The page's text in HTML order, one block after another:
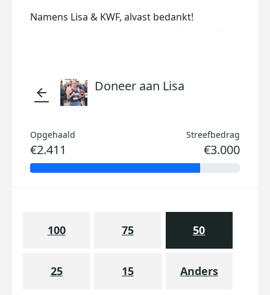
Namens Lisa & KWF, alvast bedankt!
arrow_back Doneer aan Lisa
Opgehaald
€2.411
Streefbedrag
€3.000
100 75 50
25 15 Anders